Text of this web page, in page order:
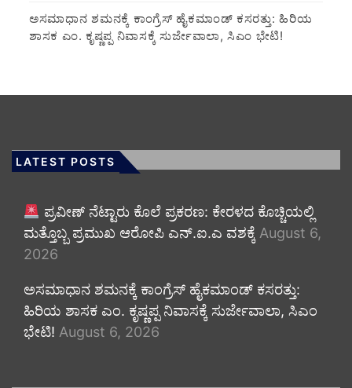
ಅಸಮಾಧಾನ ಶಮನಕ್ಕೆ ಕಾಂಗ್ರೆಸ್ ಹೈಕಮಾಂಡ್ ಕಸರತ್ತು: ಹಿರಿಯ
ಶಾಸಕ ಎಂ. ಕೃಷ್ಣಪ್ಪ ನಿವಾಸಕ್ಕೆ ಸುರ್ಜೇವಾಲಾ, ಸಿಎಂ ಭೇಟಿ!
LATEST POSTS
ಪ್ರವೀಣ್ ನೆಟ್ಟಾರು ಕೊಲೆ ಪ್ರಕರಣ: ಕೇರಳದ ಕೊಚ್ಚಿಯಲ್ಲಿ
ಮತ್ತೊಬ್ಬ ಪ್ರಮುಖ ಆರೋಪಿ ಎನ್.ಐ.ಎ ವಶಕ್ಕೆ August 6,
2026
ಅಸಮಾಧಾನ ಶಮನಕ್ಕೆ ಕಾಂಗ್ರೆಸ್ ಹೈಕಮಾಂಡ್ ಕಸರತ್ತು:
ಹಿರಿಯ ಶಾಸಕ ಎಂ. ಕೃಷ್ಣಪ್ಪ ನಿವಾಸಕ್ಕೆ ಸುರ್ಜೇವಾಲಾ, ಸಿಎಂ
ಭೇಟಿ! August 6, 2026